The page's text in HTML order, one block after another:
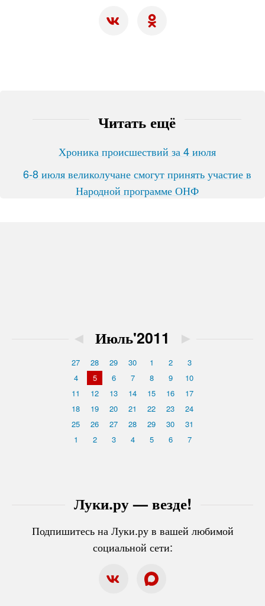
Читать ещё
Хроника происшествий за 4 июля
6-8 июля великолучане смогут принять участие в
Народной программе ОНФ
Луки.ру — везде!
Подпишитесь на Луки.ру в вашей любимой
социальной сети:
◄ Июль'2011 ►
27 28 29 30 1 2
3
4
5 6 7 8 9
10
11
12 13 14 15 16
17
18
19 20 21 22 23
24
25
26 27 28 29 30
31
1
2 3 4 5 6 7